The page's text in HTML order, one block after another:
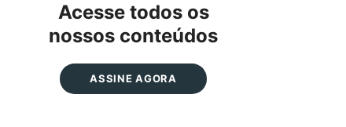
Acesse todos os
nossos conteúdos
ASSINE AGORA